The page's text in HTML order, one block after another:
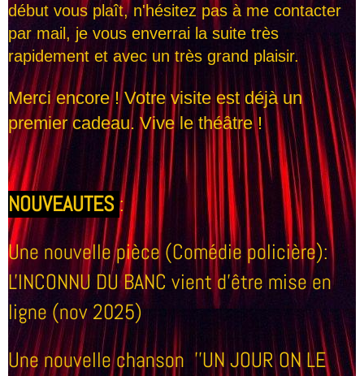
début vous plaît, n'hésitez pas à me contacter
par mail, je vous enverrai la suite très
rapidement et avec un très grand plaisir.
Merci encore ! Votre visite est déjà un
premier cadeau. Vive le théâtre !
NOUVEAUTES:
Une nouvelle pièce (Comédie policière):
L'INCONNU DU BANC vient d'être mise en
ligne (nov 2025)
Une nouvelle chanson ''UN JOUR ON LE